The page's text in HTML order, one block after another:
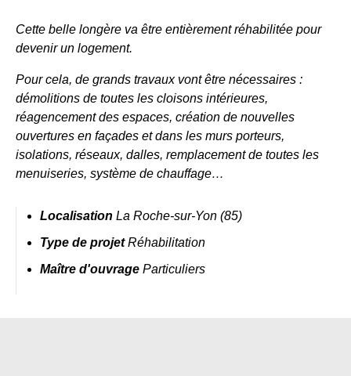
Cette belle longère va être entièrement réhabilitée pour
devenir un logement.
Pour cela, de grands travaux vont être nécessaires :
démolitions de toutes les cloisons intérieures,
réagencement des espaces, création de nouvelles
ouvertures en façades et dans les murs porteurs,
isolations, réseaux, dalles, remplacement de toutes les
menuiseries, système de chauffage…
Localisation La Roche-sur-Yon (85)
Type de projetRéhabilitation
Maître d'ouvrage Particuliers